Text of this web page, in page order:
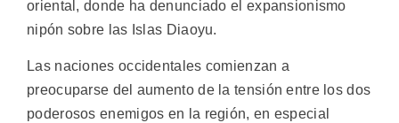
oriental, donde ha denunciado el expansionismo
nipón sobre las Islas Diaoyu.
Las naciones occidentales comienzan a
preocuparse del aumento de la tensión entre los dos
poderosos enemigos en la región, en especial